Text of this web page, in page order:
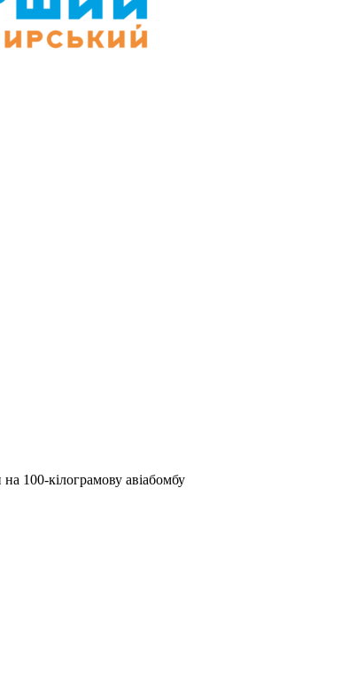
100-кілограмову авіабомбу